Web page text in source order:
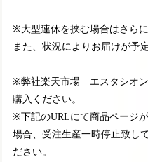
※大型連休を挟む場合はさら
また、状況によりお届けが予
※弊社楽天市場＿エスタシオ
購入ください。
※下記のURLにて商品ページ
場合、受注生産一時停止致し
ださい。